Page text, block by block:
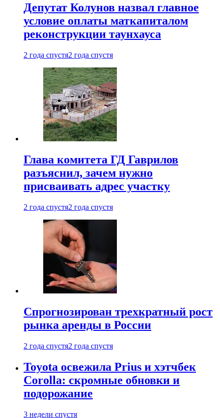
Депутат Колунов назвал главное
условие оплаты маткапиталом
реконструкции таунхауса
2 года спустя2 года спустя
Глава комитета ГД Гаврилов
разъяснил, зачем нужно
присваивать адрес участку
2 года спустя2 года спустя
Спрогнозирован трехкратный рост
рынка аренды в России
2 года спустя2 года спустя
Toyota освежила Prius и хэтчбек
Corolla: скромные обновки и
подорожание
3 недели спустя